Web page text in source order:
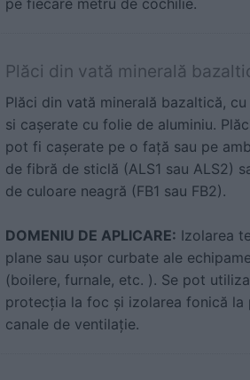
pe fiecare metru de cochilie.
Plăci din vată minerală
Plăci din vată minerală bazaltică,
si caşerate cu folie de aluminiu.
pot fi caşerate pe o faţă sau pe
de fibră de sticlă (ALS1 sau ALS2)
de culoare neagră (FB1 sau FB2).
DOMENIU DE APLICARE: Izolarea
plane sau uşor curbate ale
(boilere, furnale, etc. ). Se pot
protecţia la foc şi izolarea fonică
canale de ventilaţie.